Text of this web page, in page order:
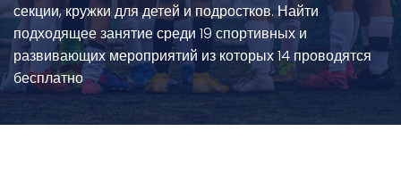
секции, кружки для детей и подростков. Найти
подходящее занятие среди 19 спортивных и
развивающих мероприятий из которых 14 проводятся
бесплатно